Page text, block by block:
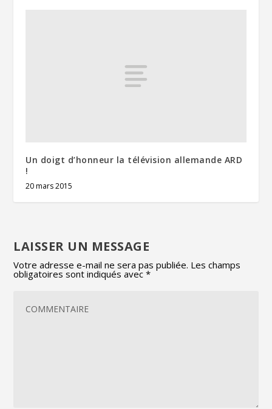
Un doigt d’honneur la télévision allemande ARD
!
20 mars 2015
LAISSER UN MESSAGE
Votre adresse e-mail ne sera pas publiée. Les champs
obligatoires sont indiqués avec*